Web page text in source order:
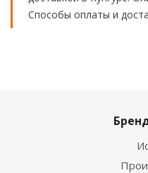
Способы оплаты и